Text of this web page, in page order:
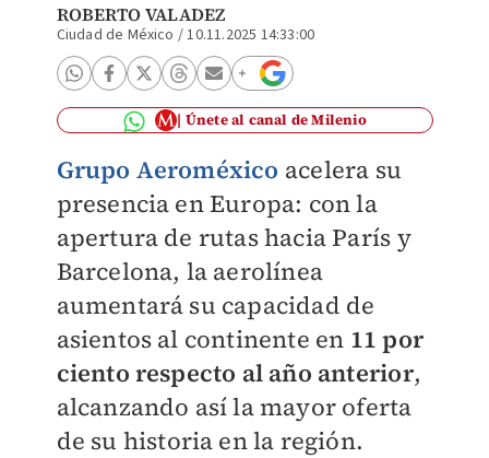
ROBERTO VALADEZ
Ciudad de México /10.11.2025 14:33:00
Únete al canal de Milenio
Grupo Aeroméxico acelera su
presencia en Europa: con la
apertura de rutas hacia París y
Barcelona, la aerolínea
aumentará su capacidad de
asientos al continente en 11 por
ciento respecto al año anterior,
alcanzando así la mayor oferta
de su historia en la región.